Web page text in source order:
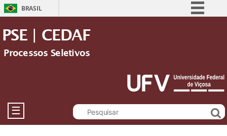
BRASIL
Acesso à informação
Legislação
Canais
PSE | CEDAF
Processos Seletivos
☰